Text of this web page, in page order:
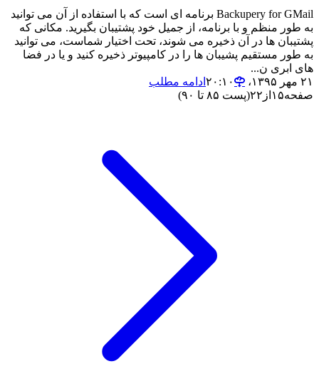
Backupery for GMail برنامه ای است که با استفاده از آن می توانید
به طور منظم و با برنامه، از جمیل خود پشتیبان بگیرید. مکانی که
پشتیبان ها در آن ذخیره می شوند، تحت اختیار شماست، می توانید
به طور مستقیم پشیبان ها را در کامپیوتر ذخیره کنید و یا در فضا
های ابری ن...
۲۱ مهر ۱۳۹۵،‏ ۲۰:۱۰
ادامه مطلب
صفحه۱۵ از ۲۲(پست ۸۵ تا ۹۰)